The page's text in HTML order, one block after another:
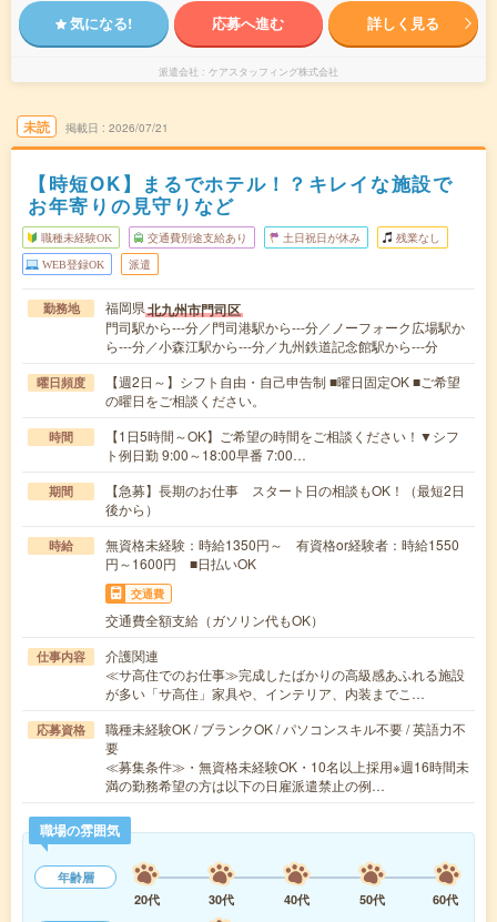
気になる! 応募へ進む 詳しく見る
派遣会社 ケアスタッフィング株式会社
未読 掲載日 2026/07/21
【時短OK】まるでホテル！？キレイな施設で
お年寄りの見守りなど
職種未経験OK 交通費別途支給あり 土日祝日が休み 残業なし
WEB登録OK 派遣
勤務地 福岡県北九州市門司区
門司駅から---分／門司港駅から---分／ノーフォーク広場駅か
ら---分／小森江駅から---分／九州鉄道記念館駅から---分
曜日頻度
【週2日～】シフト自由・自己申告制 ■曜日固定OK ■ご希望
の曜日をご相談ください。
時間
【1日5時間～OK】ご希望の時間をご相談ください！▼シフ
ト例日勤 9:00～18:00早番 7:00…
期間
【急募】長期のお仕事 スタート日の相談もOK！（最短2日
後から）
時給
無資格未経験：時給1350円～ 有資格or経験者：時給1550
円～1600円 ■日払いOK
交通費
交通費全額支給（ガソリン代もOK）
仕事内容
介護関連
≪サ高住でのお仕事≫完成したばかりの高級感あふれる施設
が多い「サ高住」家具や、インテリア、内装までこ…
応募資格
職種未経験OK / ブランクOK / パソコンスキル不要 / 英語力不
要
≪募集条件≫・無資格未経験OK・10名以上採用※週16時間未
満の勤務希望の方は以下の日雇派遣禁止の例…
職場の雰囲気
年齢層
20代
30代 40代 50代
60代